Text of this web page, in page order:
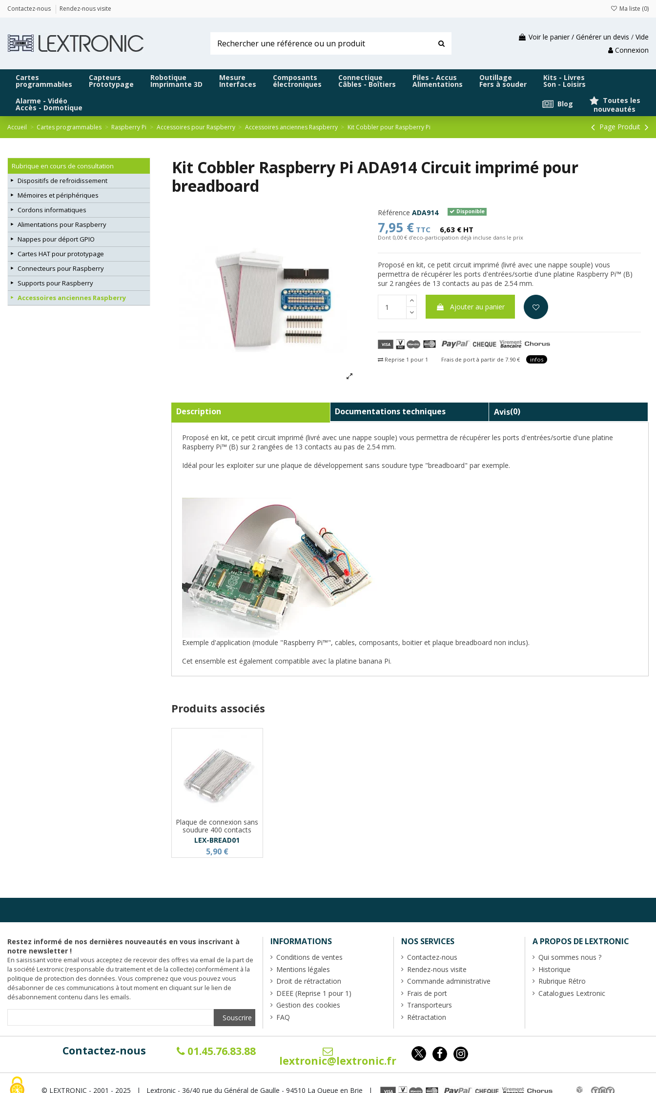
Contactez-nous Rendez-nous visite Ma liste (0)
Voir le panier / Générer un devis / Vide
Connexion
Cartes
programmables
Capteurs
Prototypage
Robotique
Imprimante 3D
Mesure
Interfaces
Composants
électroniques
Connectique
Câbles - Boîtiers
Piles - Accus
Alimentations
Outillage
Fers à souder
Kits - Livres
Son - Loisirs
Alarme - Vidéo
Accès - Domotique
Toutes les
nouveautés
Blog
Accueil Cartes programmables Raspberry Pi Accessoires pour Raspberry Accessoires anciennes Raspberry Kit Cobbler pour Raspberry Pi Page Produit
Kit Cobbler Raspberry Pi ADA914 Circuit imprimé pour
breadboard
Référence ADA914 Disponible
7,95 € TTC 6,63 € HT
Dont 0,00 € d'eco-participation déjà incluse dans le prix
Proposé en kit, ce petit circuit imprimé (livré avec une nappe souple) vous
permettra de récupérer les ports d'entrées/sortie d'une platine Raspberry Pi™ (B)
sur 2 rangées de 13 contacts au pas de 2.54 mm.
Ajouter au panier
Reprise 1 pour 1 Frais de port à partir de 7.90 € infos
Description Documentations techniques Avis(0)
Proposé en kit, ce petit circuit imprimé (livré avec une nappe souple) vous permettra de récupérer les ports d'entrées/sortie d'une platine
Raspberry Pi™ (B) sur 2 rangées de 13 contacts au pas de 2.54 mm.
Idéal pour les exploiter sur une plaque de développement sans soudure type "breadboard" par exemple.
Exemple d'application (module "Raspberry Pi™", cables, composants, boitier et plaque breadboard non inclus).
Cet ensemble est également compatible avec la platine banana Pi.
Produits associés
Plaque de connexion sans
soudure 400 contacts
LEX-BREAD01
5,90 €
Rubrique en cours de consultation
Dispositifs de refroidissement
Mémoires et périphériques
Cordons informatiques
Alimentations pour Raspberry
Nappes pour déport GPIO
Cartes HAT pour prototypage
Connecteurs pour Raspberry
Supports pour Raspberry
Accessoires anciennes Raspberry
Restez informé de nos dernières nouveautés en vous inscrivant à
notre newsletter !
En saisissant votre email vous acceptez de recevoir des offres via email de la part de
la société Lextronic (responsable du traitement et de la collecte) conformément à la
politique de protection des données. Vous comprenez que vous pouvez vous
désabonner de ces communications à tout moment en cliquant sur le lien de
désabonnement contenu dans les emails.
INFORMATIONS
Conditions de ventes
Mentions légales
Droit de rétractation
DEEE (Reprise 1 pour 1)
Gestion des cookies
FAQ
NOS SERVICES
Contactez-nous
Rendez-nous visite
Commande administrative
Frais de port
Transporteurs
Rétractation
A PROPOS DE LEXTRONIC
Qui sommes nous ?
Historique
Rubrique Rétro
Catalogues Lextronic
Contactez-nous 01.45.76.83.88
lextronic@lextronic.fr
© LEXTRONIC - 2001 - 2025 | Lextronic - 36/40 rue du Général de Gaulle - 94510 La Queue en Brie |
Panneau de gestion des cookies